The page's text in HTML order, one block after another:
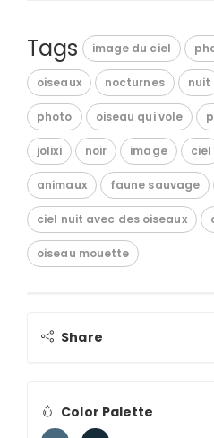
Tags image du ciel
oiseaux nocturnes nuit
photo oiseau qui vole
jolixi noir image ciel
animaux faune sauvage
ciel nuit avec des oiseaux
oiseau mouette
Share
Color Palette